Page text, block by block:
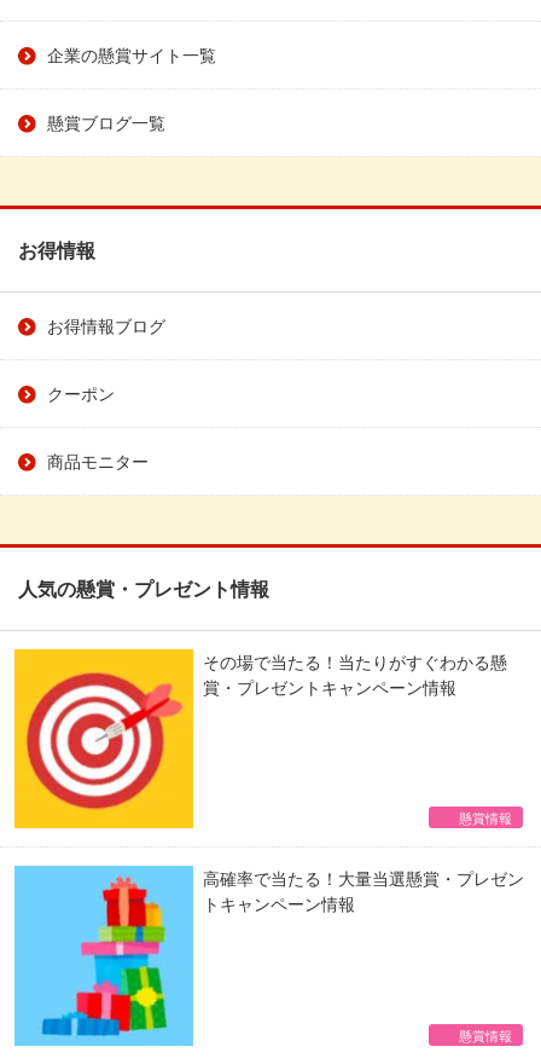
企業の懸賞サイト一覧
懸賞ブログ一覧
お得情報
お得情報ブログ
クーポン
商品モニター
人気の懸賞・プレゼント情報
その場で当たる！当たりがすぐわかる懸
賞・プレゼントキャンペーン情報
懸賞情報
高確率で当たる！大量当選懸賞・プレゼン
トキャンペーン情報
懸賞情報